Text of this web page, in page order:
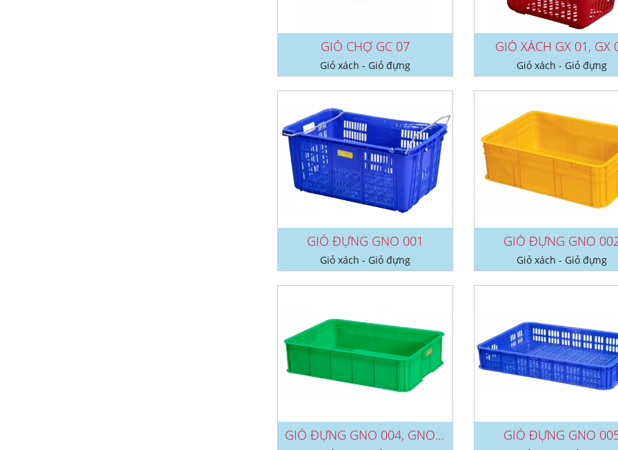
GIỎ CHỢ GC 07
Giỏ xách - Giỏ đựng
GIỎ XÁCH GX 01, GX
Giỏ xách - Giỏ đựng
GIỎ ĐỰNG GNO 001
Giỏ xách - Giỏ đựng
GIỎ ĐỰNG GNO
Giỏ xách - Giỏ đựng
GIỎ ĐỰNG GNO 004, GNO 007 GIỎ ĐỰNG GNO